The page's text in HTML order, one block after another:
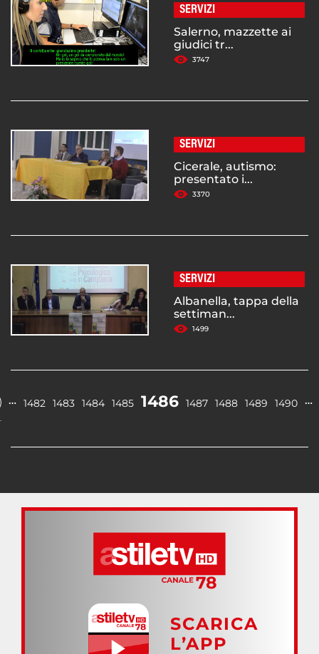
SERVIZI
Salerno, mazzette ai
giudici tr...
3747
SERVIZI
Cicerale, autismo:
presentato i...
3370
SERVIZI
Albanella, tappa della
settiman...
1499
… 1482 1483 1484 1485 1486 1487 1488 1489 1490 …
SCARICA
L’APP